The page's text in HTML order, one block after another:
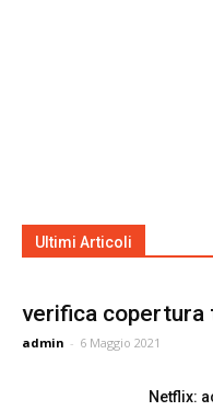
Ultimi Articoli
verifica copertura
admin - 6 Maggio 2021
Netflix: